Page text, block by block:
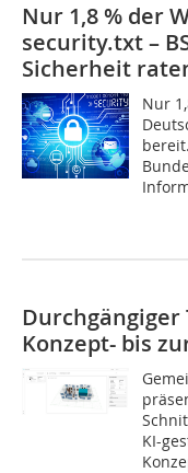
Nur 1,8 % der
security.txt –
Sicherheit
Nur
Durchgängiger
Konzept- bis
KI-